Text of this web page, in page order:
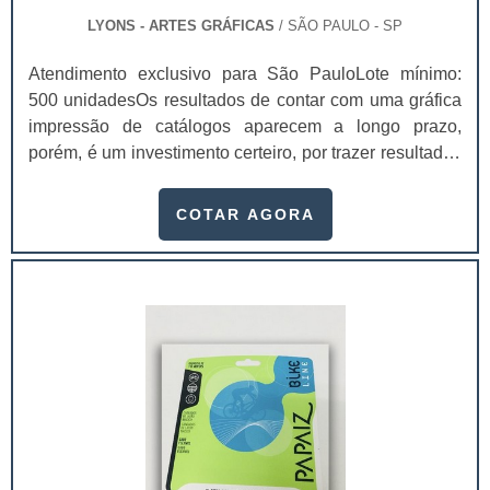
LYONS - ARTES GRÁFICAS / SÃO PAULO - SP
Atendimento exclusivo para São PauloLote mínimo:
500 unidadesOs resultados de contar com uma gráfica
impressão de catálogos aparecem a longo prazo,
porém, é um investimento certeiro, por trazer resultados
vantagens é que após a primeira consulta ao catálogo,
compras que queira fazer em um outro momento. Por
prazo. Um catálogo - ou brochura - é uma das muitas
dos clientes. Em um catálogo pode conter diversas
informações e fica ainda mais fácil encontrá-las devido
a disposição que ficam no decorrer do material.Nele é
possível divulgar não somente os produtos que a
empresa fornece, como também informações da
COTAR AGORA